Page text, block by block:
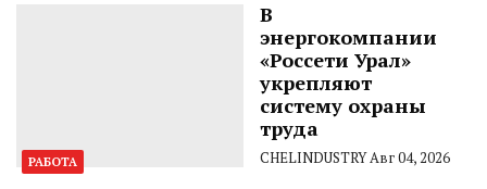
РАБОТА
В
энергокомпании
«Россети Урал»
укрепляют
систему охраны
труда
CHELINDUSTRYАвг 04, 2026